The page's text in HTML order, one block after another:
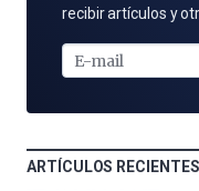
POR
MAIL
recibir artículos y
ARTÍCULOS RECIENTES